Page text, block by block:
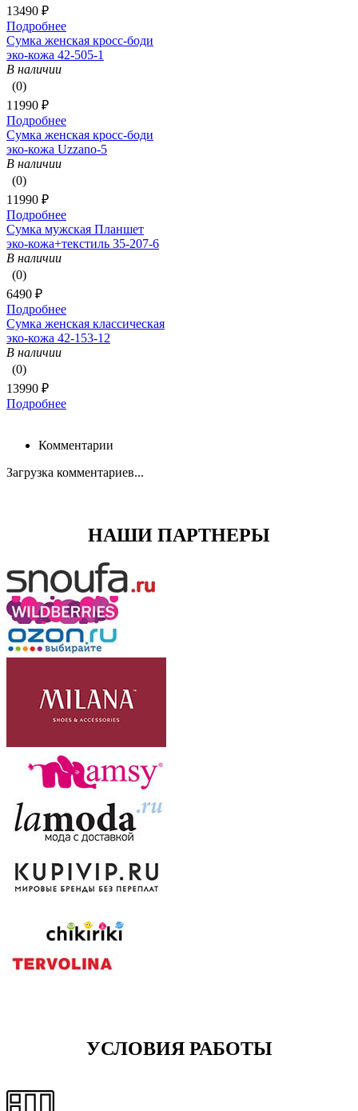
13490 ₽
Подробнее
Сумка женская кросс-боди
эко-кожа 42-505-1
В наличии
(0)
11990 ₽
Подробнее
Сумка женская кросс-боди
эко-кожа Uzzano-5
В наличии
(0)
11990 ₽
Подробнее
Сумка мужская Планшет
эко-кожа+текстиль 35-207-6
В наличии
(0)
6490 ₽
Подробнее
Сумка женская классическая
эко-кожа 42-153-12
В наличии
(0)
13990 ₽
Подробнее
Комментарии
Загрузка комментариев...
НАШИ ПАРТНЕРЫ
УСЛОВИЯ РАБОТЫ